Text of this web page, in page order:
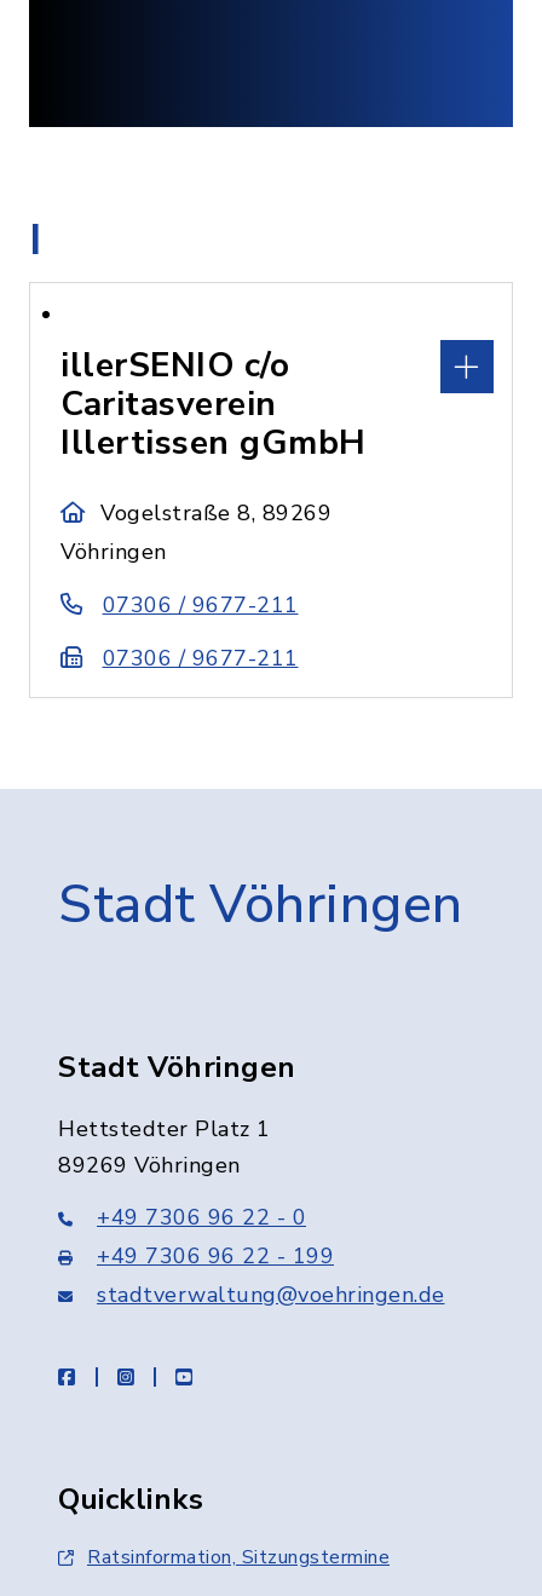
I
illerSENIO c/o
Caritasverein
Illertissen gGmbH
Vogelstraße 8, 89269
Vöhringen
07306 / 9677-211
07306 / 9677-211
Stadt Vöhringen
Stadt Vöhringen
Hettstedter Platz 1
89269 Vöhringen
+49 7306 96 22 - 0
+49 7306 96 22 - 199
stadtverwaltung@voehringen.de
facebookinstagramyoutube
Quicklinks
Ratsinformation, Sitzungstermine